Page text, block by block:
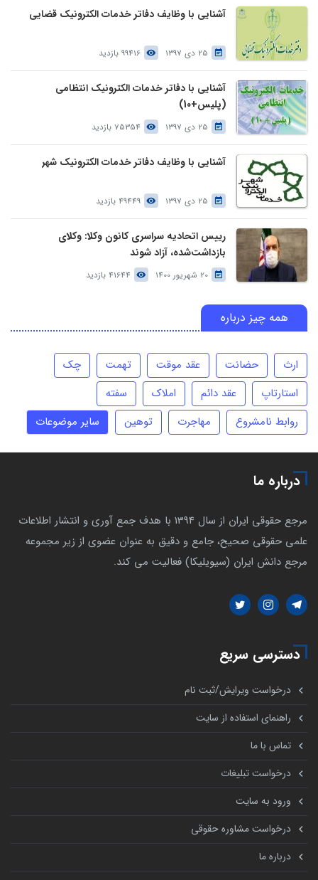
آشنایی با وظایف دفاتر خدمات الکترونیک قضایی
25 دی 1397 99416 بازدید
آشنایی با دفاتر خدمات الکترونیک انتظامی
(پلیس+10)
25 دی 1397 75354 بازدید
آشنایی با وظایف دفاتر خدمات الکترونیک شهر
25 دی 1397 49449 بازدید
رییس اتحادیه سراسری کانون وکلا: وکلای
بازداشت‌شده، آزاد شوند
20 شهریور 1400 41644 بازدید
همه چیز درباره
ارث حضانت عقد موقت تهمت
چک
استارتاپ
عقد دائم املاک
سفته
روابط نامشروع
مهاجرت توهین سایر موضوعات
درباره ما
مرجع حقوقی ایران از سال 1394 با هدف جمع آوری و انتشار اطلاعات
علمی حقوقی صحیح، جامع و دقیق به عنوان عضوی از زیر مجموعه
مرجع دانش ایران (سیویلیکا) فعالیت می کند.
دسترسی سریع
درخواست ویرایش/ثبت نام
راهنمای استفاده از سایت
تماس با ما
درخواست تبلیغات
ورود به سایت
درخواست مشاوره حقوقی
درباره ما